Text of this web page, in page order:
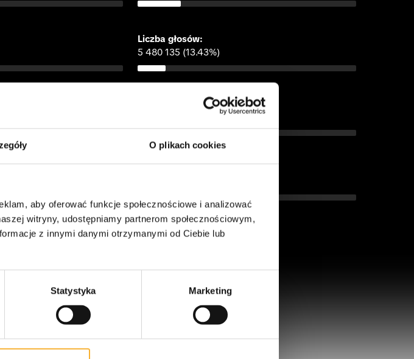
O plikach cookies
aby oferować funkcje społecznościowe i analizować
witryny, udostępniamy partnerom społecznościowym,
z innymi danymi otrzymanymi od Ciebie lub
Statystyka Marketing
Liczba głosów:
5 480 135 (13.43%)
Liczba głosów:
40 806 960